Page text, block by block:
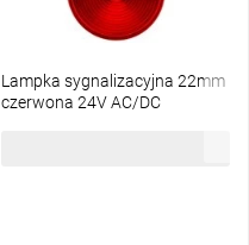
Lampka sygnalizacyjna 22mm
czerwona 24V AC/DC